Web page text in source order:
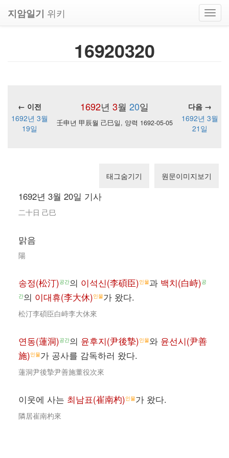
지암일기 위키
16920320
1692년 3월 20일
← 이전
다음 →
1692년 3월
19일
壬申년 甲辰월 己巳일, 양력 1692-05-05
1692년 3월
21일
태그숨기기 원문이미지보기
1692년 3월 20일 기사
二十日 己巳
맑음
陽
송정(松汀)공간의 이석신(李碩臣)인물과 백치(白峙)공
간의 이대휴(李大休)인물가 왔다.
松汀李碩臣白峙李大休來
연동(蓮洞)공간의 윤후지(尹後摯)인물와 윤선시(尹善
施)인물가 공사를 감독하러 왔다.
蓮洞尹後摯尹善施董役次來
이웃에 사는 최남표(崔南杓)인물가 왔다.
隣居崔南杓來